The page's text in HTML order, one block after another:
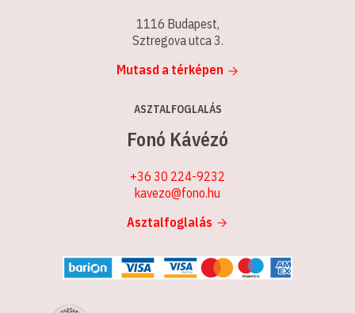
1116 Budapest,
Sztregova utca 3.
Mutasd a térképen
ASZTALFOGLALÁS
Fonó Kávézó
+36 30 224-9232
kavezo@fono.hu
Asztalfoglalás